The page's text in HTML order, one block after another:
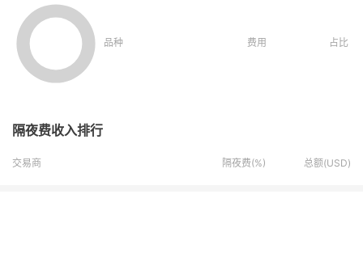
品种 费用 占比
隔夜费收入排行
交易商 隔夜费(%) 总额(USD)